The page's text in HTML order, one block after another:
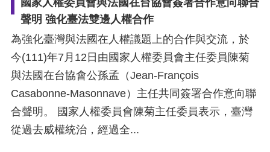
人
權
資
料
庫
無
障
國家人權委員會與法國在台協會簽署合作意向聯合
聲明 強化臺法雙邊人權合作
為強化臺灣與法國在人權議題上的合作與交流，於
今(111)年7月12日由國家人權委員會主任委員陳菊
與法國在台協會公孫孟（Jean-François
Casabonne-Masonnave）主任共同簽署合作意向聯
合聲明。 國家人權委員會陳菊主任委員表示，臺灣
從過去威權統治，經過全...